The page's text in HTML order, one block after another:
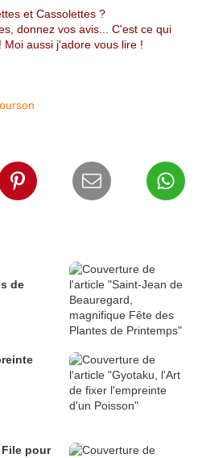
et Cassolettes ?
donnez vos avis... C'est ce qui
aussi j'adore vous lire !
de
pour